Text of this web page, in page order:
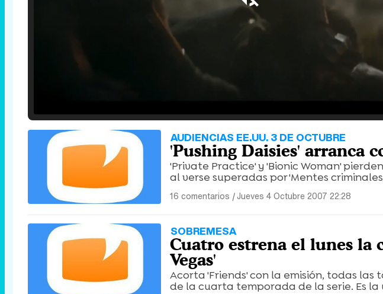
AUDIENCIAS EE.UU. 3 DE OCTUBRE
'Pushing Daisies' arranca
'Private Practice' y 'Bionic Woman'
al verse superadas por 'Mentes
16 comentarios |Jueves 4 Octubre 2007 22:28
SOBREMESA
Cuatro estrena el lunes la
Vegas'
Acorta 'Friends' con la emisión, todas las
de la cuarta temporada de la serie. Es la